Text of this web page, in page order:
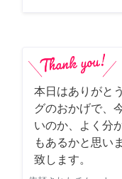
本日はありがと
グのおかげで、
いのか、よく分
もあるかと思い
致します。